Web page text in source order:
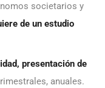
societarios y
de un estudio
presentación de
anuales.